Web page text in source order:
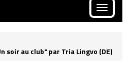
Toggle
soir au club" par Tria Lingvo (DE)